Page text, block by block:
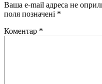
Ваша e-mail адреса не
поля позначені *
Коментар *